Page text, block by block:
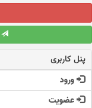
پنل کاربری
ورود
عضویت